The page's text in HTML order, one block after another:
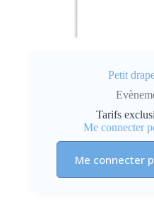
Petit
Tarifs
Me connecter
Me connecter